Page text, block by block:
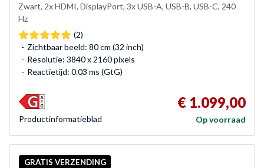
Zwart, 2x HDMI, DisplayPort, 3x USB-A, USB-B, USB-C, 240
Hz
(2)
Zichtbaar beeld: 80 cm (32 inch)
Resolutie: 3840 x 2160 pixels
Reactietijd: 0.03 ms (GtG)
€ 1.099,00
Op voorraad
Product­informatieblad
GRATIS VERZENDING